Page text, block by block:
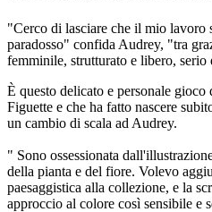
"Cerco di lasciare che il mio lavoro
paradosso" confida Audrey, "tra
femminile, strutturato e libero, serio
È questo delicato e personale
Figuette e che ha fatto nascere
un cambio di scala ad Audrey.
" Sono ossessionata
della pianta e del fiore. Volevo
paesaggistica alla collezione, e la
approccio al colore così sensibile e